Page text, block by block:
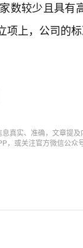
数较少且具
项上，公司
真实、准确，文章提
，或关注官方微信公